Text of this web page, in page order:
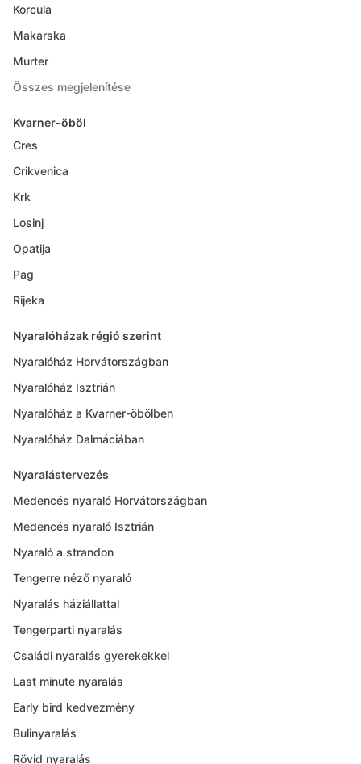
Korcula
Makarska
Murter
Összes megjelenítése
Kvarner-öböl
Cres
Crikvenica
Krk
Losinj
Opatija
Pag
Rijeka
Nyaralóházak régió szerint
Nyaralóház Horvátországban
Nyaralóház Isztrián
Nyaralóház a Kvarner-öbölben
Nyaralóház Dalmáciában
Nyaralástervezés
Medencés nyaraló Horvátországban
Medencés nyaraló Isztrián
Nyaraló a strandon
Tengerre néző nyaraló
Nyaralás háziállattal
Tengerparti nyaralás
Családi nyaralás gyerekekkel
Last minute nyaralás
Early bird kedvezmény
Bulinyaralás
Rövid nyaralás